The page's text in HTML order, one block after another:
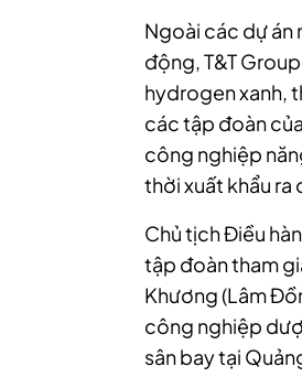
Ngoài các dự án
động, T&T
hydrogen xanh,
các tập đoàn
công nghiệp
thời xuất khẩu ra
Chủ tịch Điều
tập đoàn tham
Khương (Lâm
công nghiệp
sân bay tại